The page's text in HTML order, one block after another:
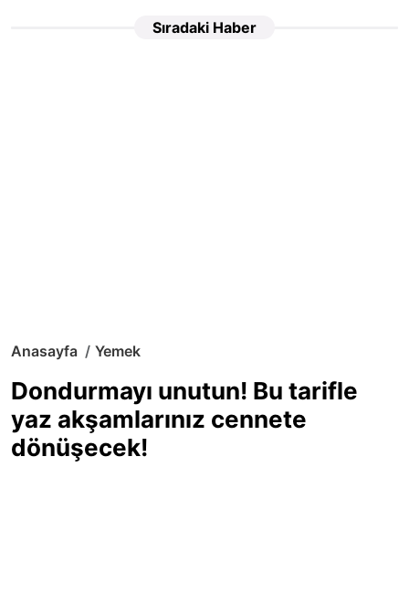
Sıradaki Haber
Anasayfa Yemek
Dondurmayı unutun! Bu tarifle
yaz akşamlarınız cennete
dönüşecek!